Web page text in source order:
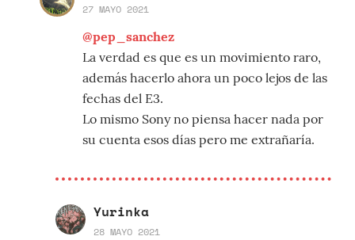
27 MAYO 2021
@pep_sanchez
La verdad es que es un movimiento raro,
además hacerlo ahora un poco lejos de las
fechas del E3.
Lo mismo Sony no piensa hacer nada por
su cuenta esos días pero me extrañaría.
Yurinka
28 MAYO 2021